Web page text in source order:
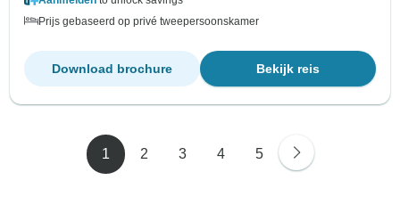
Prijs gebaseerd op privé tweepersoonskamer
Bekijk reis
Download brochure
1 2 3 4 5